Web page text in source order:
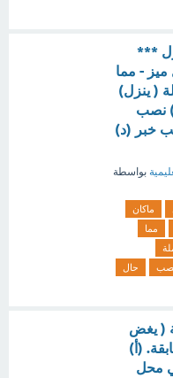
***
ميز - مما
( ينزل)
نصب
خبر (د)
بواسطة
ماكان
مما
حال
( يغض
(أ)
محل